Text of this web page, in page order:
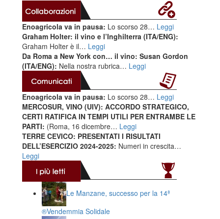
Enoagricola va in pausa: Lo scorso 28… Leggi
Graham Holter: il vino e l’Inghilterra (ITA/ENG):
Graham Holter è il… Leggi
Da Roma a New York con… il vino: Susan Gordon
(ITA/ENG): Nella nostra rubrica… Leggi
Enoagricola va in pausa: Lo scorso 28… Leggi
MERCOSUR, VINO (UIV): ACCORDO STRATEGICO,
CERTI RATIFICA IN TEMPI UTILI PER ENTRAMBE LE
PARTI: (Roma, 16 dicembre… Leggi
TERRE CEVICO: PRESENTATI I RISULTATI
DELL’ESERCIZIO 2024-2025: Numeri in crescita…
Leggi
Le Manzane, successo per la 14ª
®️Vendemmia Solidale